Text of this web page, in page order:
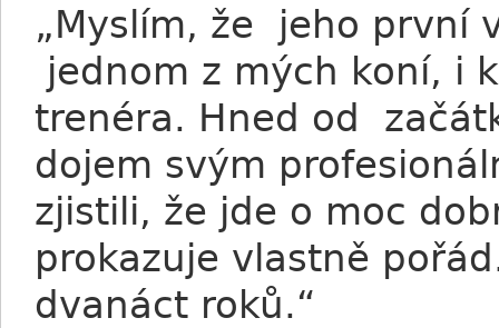
„Myslím, že jeho první
jednom z mých koní, i
trenéra. Hned od
dojem svým
zjistili, že jde o moc
prokazuje vlastně
dvanáct roků.“